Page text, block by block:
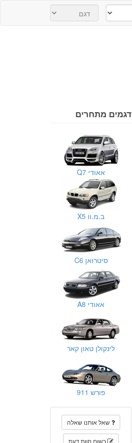
דגמים מתחרים
אאודי Q7
ב.מ.וו X5
סיטרואן C6
אאודי A8
לינקולן טאון קאר
פורש 911
שאל אותנו שאלה
רשום חוות דעת